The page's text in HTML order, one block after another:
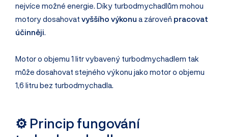
nejvíce možné energie. Díky turbodmychadlům mohou
motory dosahovat vyššího výkonu a zároveň pracovat
účinněji.
Motor o objemu 1 litr vybavený turbodmychadlem tak
může dosahovat stejného výkonu jako motor o objemu
1,6 litru bez turbodmychadla.
⚙️ Princip fungování